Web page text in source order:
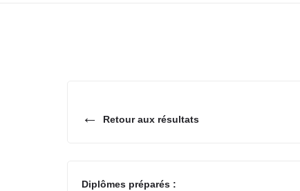
← Retour aux résultats
Diplômes préparés :